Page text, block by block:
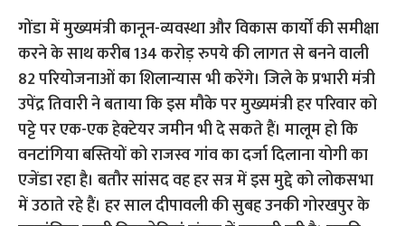
गोंडा में मुख्यमंत्री कानून-व्यवस्था और विकास कार्यों की समीक्षा
करने के साथ करीब 134 करोड़ रुपये की लागत से बनने वाली
82 परियोजनाओं का शिलान्यास भी करेंगे। जिले के प्रभारी मंत्री
उपेंद्र तिवारी ने बताया कि इस मौके पर मुख्यमंत्री हर परिवार को
पट्टे पर एक-एक हेक्टेयर जमीन भी दे सकते हैं।मालूम हो कि
वनटांगिया बस्तियों को राजस्व गांव का दर्जा दिलाना योगी का
एजेंडा रहा है। बतौर सांसद वह हर सत्र में इस मुद्दे को लोकसभा
में उठाते रहे हैं। हर साल दीपावली की सुबह उनकी गोरखपुर के